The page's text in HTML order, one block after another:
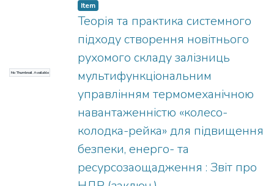
No Thumbnail Available
Item
Теорія та практика системного
підходу створення новітнього
рухомого складу залізниць
мультифункціональним
управлінням термомеханічною
навантаженністю «колесо-
колодка-рейка» для підвищення
безпеки, енерго- та
ресурсозаощадження : Звіт про